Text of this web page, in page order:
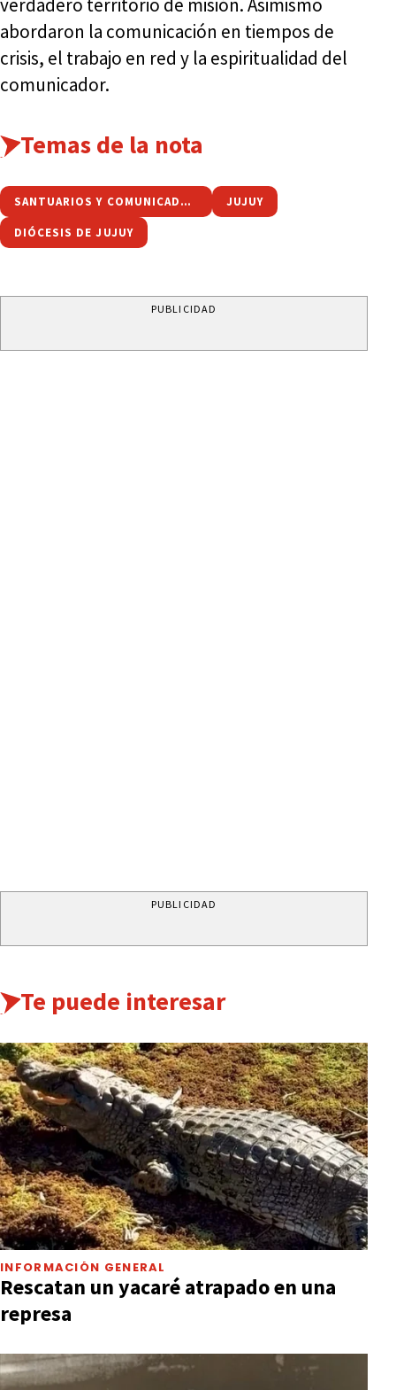
abordaron la comunicación en tiempos de
crisis, el trabajo en red y la espiritualidad del
comunicador.
Temas de la nota
SANTUARIOS Y COMUNICADORES DIOCESANOS JUJUY
DIÓCESIS DE JUJUY
PUBLICIDAD
PUBLICIDAD
Te puede interesar
INFORMACIÓN GENERAL
Rescatan un yacaré atrapado en una
represa